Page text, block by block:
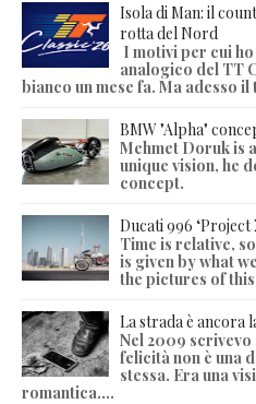
Isola di Man: il
rotta del Nord
I motivi per cui
analogico del TT
bianco un mese fa. Ma adesso
BMW "Alpha"
Mehmet Doruk is
unique vision, he
concept.
Ducati 996 ‘Project
Time is relative,
is given by what
the pictures of
La strada è ancora
Nel 2009 scrivevo
felicità non è una
stessa. Era una
romantica....